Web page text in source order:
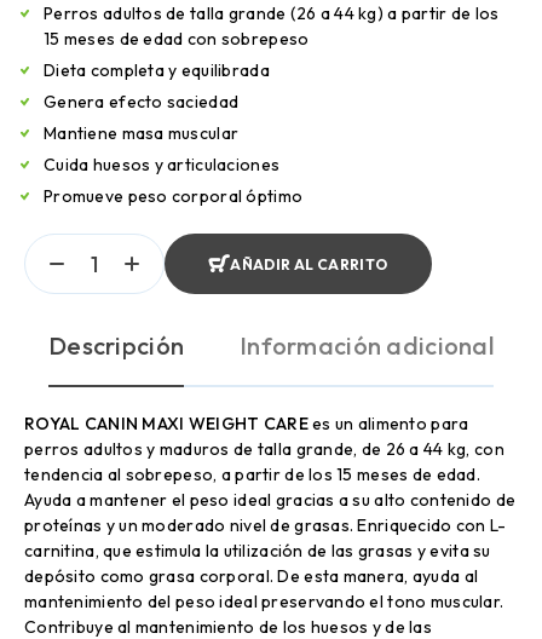
Perros adultos de talla grande (26 a 44 kg) a partir de los
15 meses de edad con sobrepeso
Dieta completa y equilibrada
Genera efecto saciedad
Mantiene masa muscular
Cuida huesos y articulaciones
Promueve peso corporal óptimo
AÑADIR AL CARRITO
Descripción Información adicional
ROYAL CANIN MAXI WEIGHT CAREes un alimento para
perros adultos y maduros de talla grande, de 26 a 44 kg, con
tendencia al sobrepeso, a partir de los 15 meses de edad.
Ayuda a mantener el peso ideal gracias a su alto contenido de
proteínas y un moderado nivel de grasas. Enriquecido con L-
carnitina, que estimula la utilización de las grasas y evita su
depósito como grasa corporal. De esta manera, ayuda al
mantenimiento del peso ideal preservando el tono muscular.
Contribuye al mantenimiento de los huesos y de las